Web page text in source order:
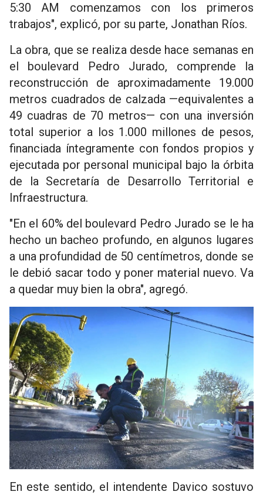
5:30 AM comenzamos con los primeros
trabajos", explicó, por su parte, Jonathan Ríos.
La obra, que se realiza desde hace semanas en
el boulevard Pedro Jurado, comprende la
reconstrucción de aproximadamente 19.000
metros cuadrados de calzada —equivalentes a
49 cuadras de 70 metros— con una inversión
total superior a los 1.000 millones de pesos,
financiada íntegramente con fondos propios y
ejecutada por personal municipal bajo la órbita
de la Secretaría de Desarrollo Territorial e
Infraestructura.
"En el 60% del boulevard Pedro Jurado se le ha
hecho un bacheo profundo, en algunos lugares
a una profundidad de 50 centímetros, donde se
le debió sacar todo y poner material nuevo. Va
a quedar muy bien la obra", agregó.
En este sentido, el intendente Davico sostuvo